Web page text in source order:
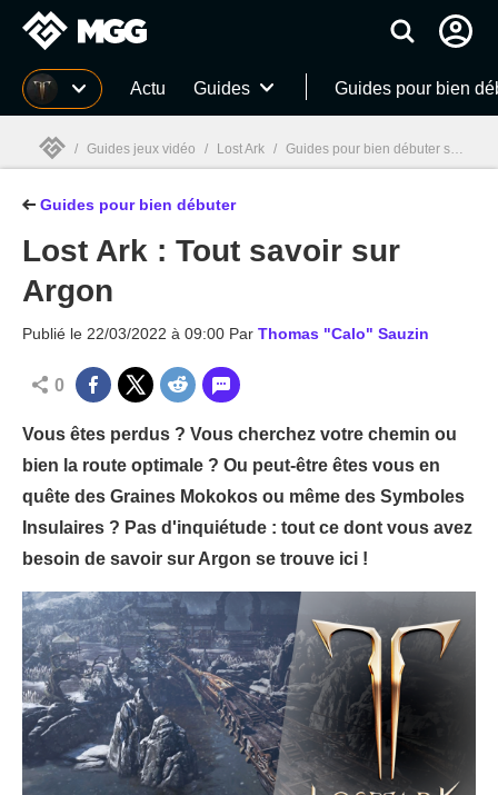
MGG Actu Guides Guides pour bien
MGG
/ Guides jeux vidéo / Lost Ark / Guides pour bien débuter sur Lost Ark
Guides pour bien débuter
Lost Ark : Tout savoir sur
Argon
Publié le 22/03/2022 à 09:00 Par Thomas "Calo" Sauzin
0
Vous êtes perdus ? Vous cherchez votre chemin ou
bien la route optimale ? Ou peut-être êtes vous en
quête des Graines Mokokos ou même des Symboles
Insulaires ? Pas d'inquiétude : tout ce dont vous avez
besoin de savoir sur Argon se trouve ici !